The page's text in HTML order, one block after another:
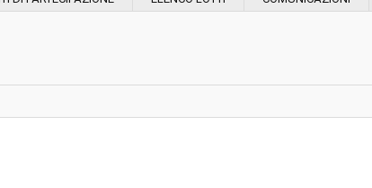
Svolgimento: